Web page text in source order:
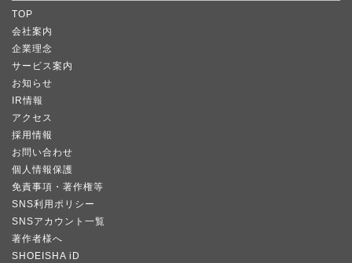
TOP
会社案内
企業理念
サービス案内
お知らせ
IR情報
アクセス
採用情報
お問い合わせ
個人情報保護
免責事項・著作権等
SNS利用ポリシー
SNSアカウント一覧
著作者様へ
SHOEISHA iD